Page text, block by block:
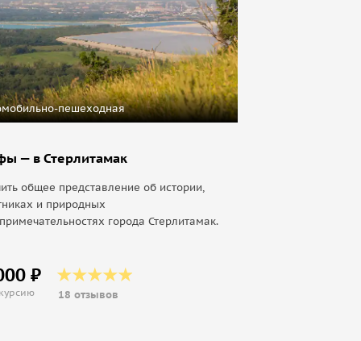
пешеходная
— в Стерлитамак
общее представление об истории,
и природных
города Стерлитамак.
₽
18 отзывов